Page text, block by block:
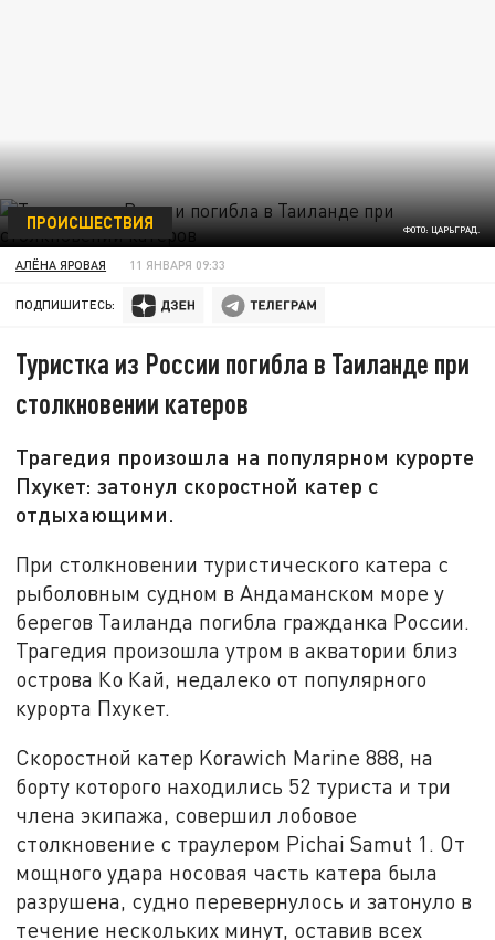
ФОТО: ЦАРЬГРАД.
ПРОИСШЕСТВИЯ
АЛЁНА ЯРОВАЯ 11 ЯНВАРЯ 09:33
ПОДПИШИТЕСЬ:
Туристка из России погибла в Таиланде при
столкновении катеров
Трагедия произошла на популярном курорте
Пхукет: затонул скоростной катер с
отдыхающими.
При столкновении туристического катера с
рыболовным судном в Андаманском море у
берегов Таиланда погибла гражданка России.
Трагедия произошла утром в акватории близ
острова Ко Кай, недалеко от популярного
курорта Пхукет.
Скоростной катер Korawich Marine 888, на
борту которого находились 52 туриста и три
члена экипажа, совершил лобовое
столкновение с траулером Pichai Samut 1. От
мощного удара носовая часть катера была
разрушена, судно перевернулось и затонуло в
течение нескольких минут, оставив всех